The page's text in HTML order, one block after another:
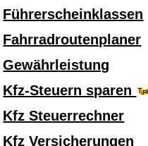
Führerscheinklassen
Fahrradroutenplaner
Gewährleistung
Kfz-Steuern sparen
Kfz Steuerrechner
Kfz Versicherungen